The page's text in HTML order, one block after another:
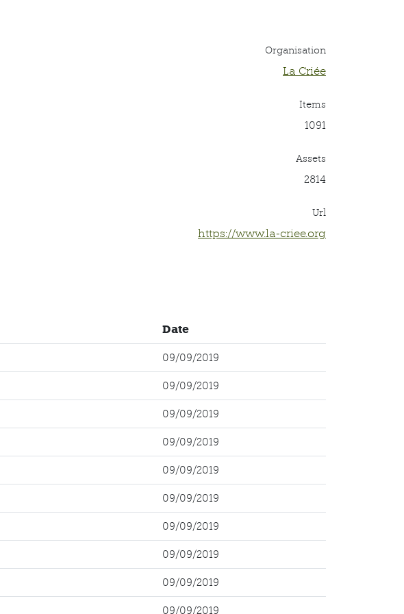
Organisation
La Criée
Items
1091
Assets
2814
Url
https://www.la-criee.org
Date
09/09/2019
09/09/2019
09/09/2019
09/09/2019
09/09/2019
09/09/2019
09/09/2019
09/09/2019
09/09/2019
09/09/2019